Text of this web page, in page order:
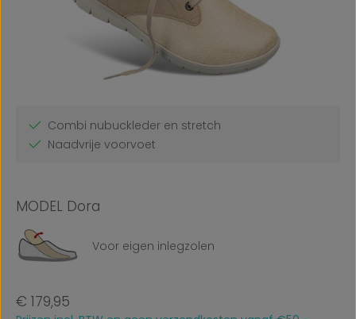
Combi nubuckleder en stretch
Naadvrije voorvoet
MODEL Dora
Voor eigen inlegzolen
Normale prijs:
€ 179,95